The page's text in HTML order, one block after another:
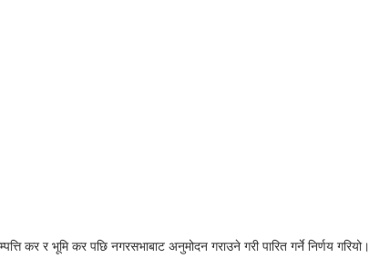
र भूमि कर पछि नगरसभाबाट अनुमोदन गराउने गरी पारित गर्ने निर्णय गरियो।